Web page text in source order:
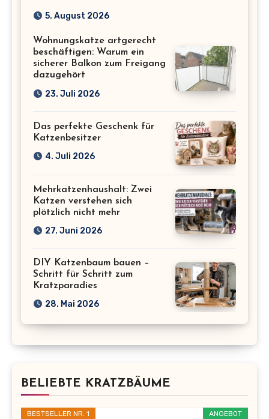
Katzenmotiv für
5. August 2026
Wohnungskatze artgerecht
beschäftigen: Warum ein
sicherer Balkon zum Freigang
dazugehört
23. Juli 2026
Das perfekte Geschenk für
Katzenbesitzer
4. Juli 2026
Mehrkatzenhaushalt: Zwei
Katzen verstehen sich
plötzlich nicht mehr
27. Juni 2026
DIY Katzenbaum bauen –
Schritt für Schritt zum
Kratzparadies
28. Mai 2026
BELIEBTE KRATZBÄUME
ANGEBOT
BESTSELLER NR. 1